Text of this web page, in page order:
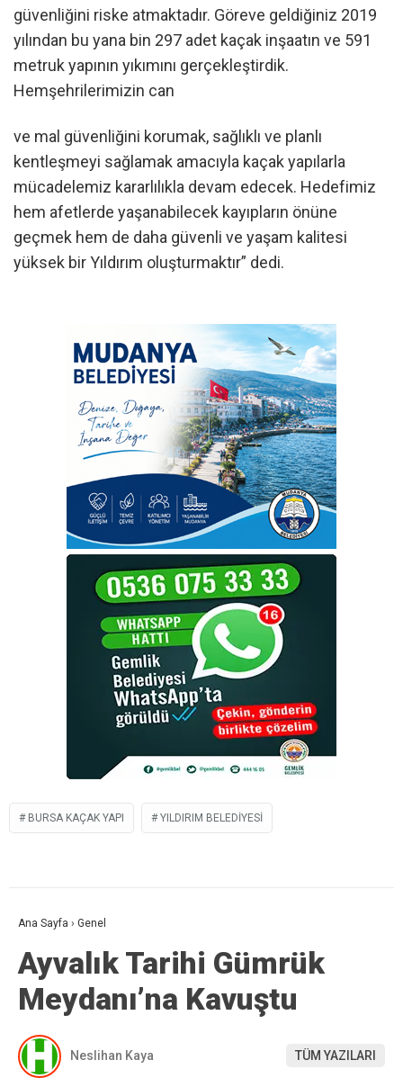
güvenliğini riske atmaktadır. Göreve geldiğiniz 2019
yılından bu yana bin 297 adet kaçak inşaatın ve 591
metruk yapının yıkımını gerçekleştirdik.
Hemşehrilerimizin can
ve mal güvenliğini korumak, sağlıklı ve planlı
kentleşmeyi sağlamak amacıyla kaçak yapılarla
mücadelemiz kararlılıkla devam edecek. Hedefimiz
hem afetlerde yaşanabilecek kayıpların önüne
geçmek hem de daha güvenli ve yaşam kalitesi
yüksek bir Yıldırım oluşturmaktır” dedi.
BURSA KAÇAK YAPI YILDIRIM BELEDIYESI
Ana Sayfa › Genel
Ayvalık Tarihi Gümrük
Meydanı’na Kavuştu
Neslihan Kaya TÜM YAZILARI